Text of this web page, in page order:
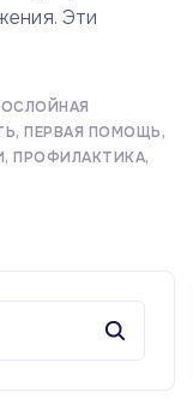
Эти
ПЕРВАЯ ПОМОЩЬ
ПРОФИЛАКТИКА
т